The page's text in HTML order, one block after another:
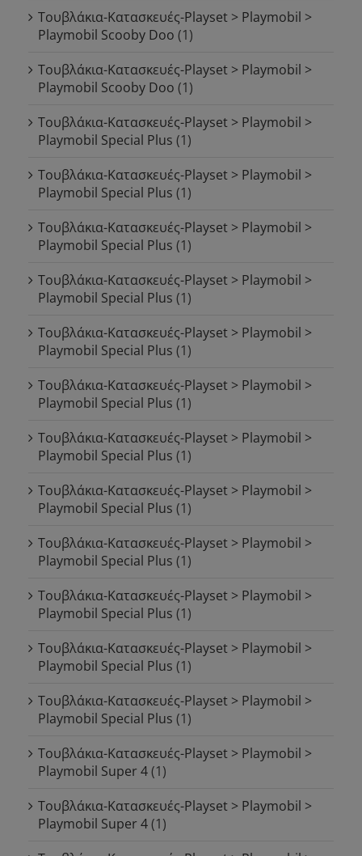
Τουβλάκια-Κατασκευές-Playset > Playmobil >
Playmobil Scooby Doo (1)
Τουβλάκια-Κατασκευές-Playset > Playmobil >
Playmobil Scooby Doo (1)
Τουβλάκια-Κατασκευές-Playset > Playmobil >
Playmobil Special Plus (1)
Τουβλάκια-Κατασκευές-Playset > Playmobil >
Playmobil Special Plus (1)
Τουβλάκια-Κατασκευές-Playset > Playmobil >
Playmobil Special Plus (1)
Τουβλάκια-Κατασκευές-Playset > Playmobil >
Playmobil Special Plus (1)
Τουβλάκια-Κατασκευές-Playset > Playmobil >
Playmobil Special Plus (1)
Τουβλάκια-Κατασκευές-Playset > Playmobil >
Playmobil Special Plus (1)
Τουβλάκια-Κατασκευές-Playset > Playmobil >
Playmobil Special Plus (1)
Τουβλάκια-Κατασκευές-Playset > Playmobil >
Playmobil Special Plus (1)
Τουβλάκια-Κατασκευές-Playset > Playmobil >
Playmobil Special Plus (1)
Τουβλάκια-Κατασκευές-Playset > Playmobil >
Playmobil Special Plus (1)
Τουβλάκια-Κατασκευές-Playset > Playmobil >
Playmobil Special Plus (1)
Τουβλάκια-Κατασκευές-Playset > Playmobil >
Playmobil Special Plus (1)
Τουβλάκια-Κατασκευές-Playset > Playmobil >
Playmobil Super 4(1)
Τουβλάκια-Κατασκευές-Playset > Playmobil >
Playmobil Super 4(1)